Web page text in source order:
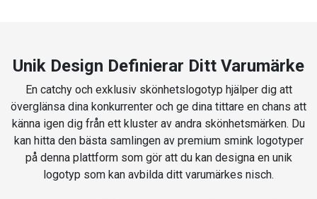
Unik Design Definierar Ditt Varumärke
En catchy och exklusiv skönhetslogotyp hjälper dig att
överglänsa dina konkurrenter och ge dina tittare en chans att
känna igen dig från ett kluster av andra skönhetsmärken. Du
kan hitta den bästa samlingen av premium smink logotyper
på denna plattform som gör att du kan designa en unik
logotyp som kan avbilda ditt varumärkes nisch.